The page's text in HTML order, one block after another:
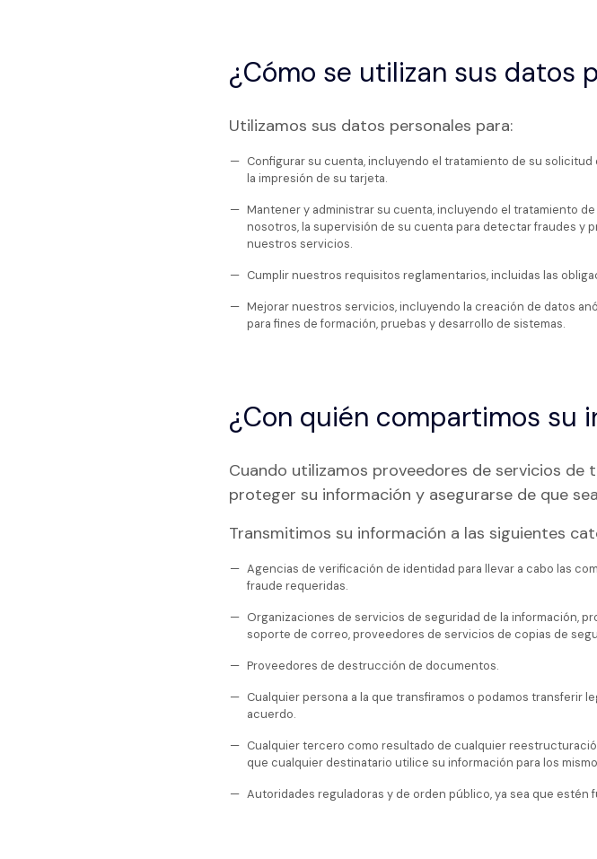
¿Cómo se utilizan sus datos
Utilizamos sus datos personales para:
Configurar su cuenta, incluyendo el tratamiento de su
la impresión de su tarjeta.
Mantener y administrar su cuenta, incluyendo el tratamiento
nosotros, la supervisión de su cuenta para detectar fraudes y
nuestros servicios.
Cumplir nuestros requisitos reglamentarios, incluidas las
Mejorar nuestros servicios, incluyendo la creación de datos
para fines de formación, pruebas y desarrollo de sistemas.
¿Con quién compartimos su
Cuando utilizamos proveedores de servicios
proteger su información y asegurarse de que
Transmitimos su información a las siguientes
Agencias de verificación de identidad para llevar a cabo las
fraude requeridas.
Organizaciones de servicios de seguridad de la información,
soporte de correo, proveedores de servicios de copias de
Proveedores de destrucción de documentos.
Cualquier persona a la que transfiramos o podamos
acuerdo.
Cualquier tercero como resultado de cualquier
que cualquier destinatario utilice su información para los
Autoridades reguladoras y de orden público, ya sea que estén